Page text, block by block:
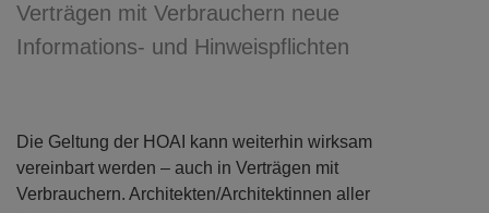
Verträgen mit Verbrauchern neue
Informations- und Hinweispflichten
Die Geltung der HOAI kann weiterhin wirksam
vereinbart werden – auch in Verträgen mit
Verbrauchern. Architekten/Architektinnen aller